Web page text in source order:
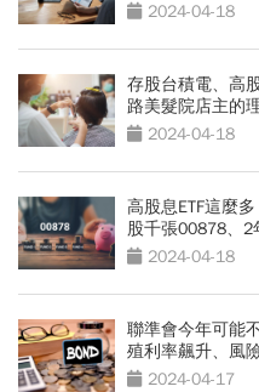
2024-04-18
存股台積電、高
路美髮院店主的
2024-04-18
高股息ETF這麼
股千張00878、
金領不完」
2024-04-18
聯準會今年可能
殖利率飆升、風
家4點分析
2024-04-17